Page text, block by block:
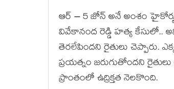
ఆర్ – 5 జోన్ అనే అంశం
వివేకానంద రెడ్డి హత్య కేసులో..
తెరలేపిందని రైతులు చెప్పారు.
ప్రయత్నం జరుగుతోందని
ప్రాంతంలో ఉద్రిక్త‌త నెల‌కొంది.